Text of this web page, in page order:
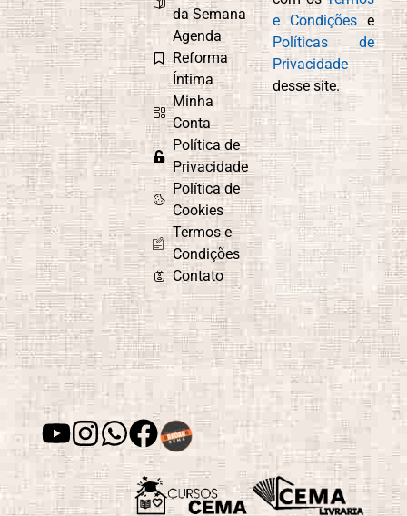
da Semana
Agenda
Reforma
Íntima
Minha
Conta
Política de
Privacidade
Política de
Cookies
Termos e
Condições
Contato
e Condições e
Políticas de
Privacidade
desse site.